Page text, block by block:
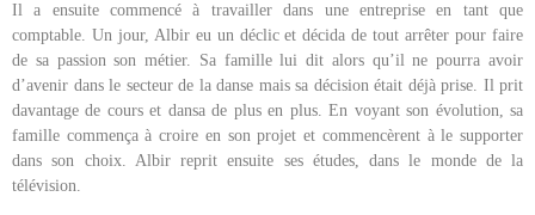
Il a ensuite commencé à travailler dans une entreprise en tant que
comptable. Un jour, Albir eu un déclic et décida de tout arrêter pour faire
de sa passion son métier. Sa famille lui dit alors qu’il ne pourra avoir
d’avenir dans le secteur de la danse mais sa décision était déjà prise. Il prit
davantage de cours et dansa de plus en plus. En voyant son évolution, sa
famille commença à croire en son projet et commencèrent à le supporter
dans son choix. Albir reprit ensuite ses études, dans le monde de la
télévision.